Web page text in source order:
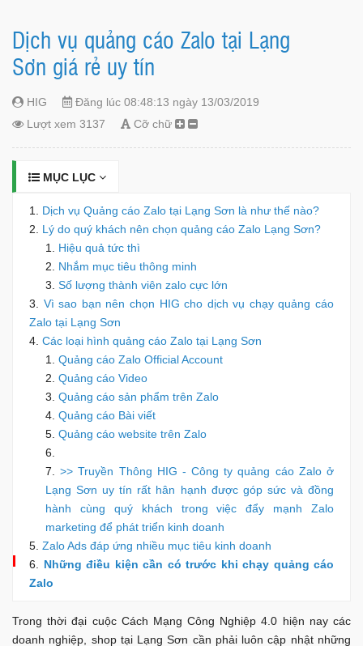
Dịch vụ quảng cáo Zalo tại Lạng
Sơn giá rẻ uy tín
HIG
Đăng lúc 08:48:13 ngày 13/03/2019
Lượt xem 3137
Cỡ chữ
MỤC LỤC
Dịch vụ Quảng cáo Zalo tại Lạng Sơn là như thế nào?
Lý do quý khách nên chọn quảng cáo Zalo Lạng Sơn?
Hiệu quả tức thì
Nhắm mục tiêu thông minh
Số lượng thành viên zalo cực lớn
Vì sao bạn nên chọn HIG cho dịch vụ chạy quảng cáo
Zalo tại Lạng Sơn
Các loại hình quảng cáo Zalo tại Lạng Sơn
Quảng cáo Zalo Official Account
Quảng cáo Video
Quảng cáo sản phẩm trên Zalo
Quảng cáo Bài viết
Quảng cáo website trên Zalo
>> Truyền Thông HIG - Công ty quảng cáo Zalo ở
Lạng Sơn uy tín rất hân hạnh được góp sức và đồng
hành cùng quý khách trong việc đẩy mạnh Zalo
marketing để phát triển kinh doanh
Zalo Ads đáp ứng nhiều mục tiêu kinh doanh
Những điều kiện cần có trước khi chạy quảng cáo
Zalo
Trong thời đại cuộc Cách Mạng Công Nghiệp 4.0 hiện nay các
doanh nghiệp, shop tại Lạng Sơn cần phải luôn cập nhật những